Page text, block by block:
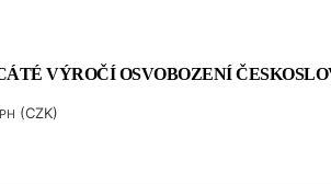
VÝROČÍ OSVOBOZENÍ
(CZK)